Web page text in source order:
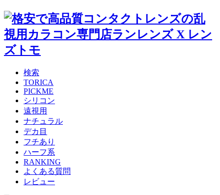
検索
TORICA
PICKME
シリコン
遠視用
ナチュラル
デカ目
フチあり
ハーフ系
RANKING
よくある質問
レビュー